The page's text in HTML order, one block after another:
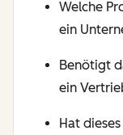
Welche
ein
Benötigt
ein
Hat